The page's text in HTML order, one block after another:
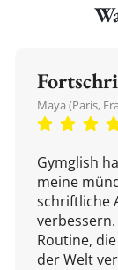
Maya (Paris,
Gymglish
meine
schriftliche
Routine,
der Welt